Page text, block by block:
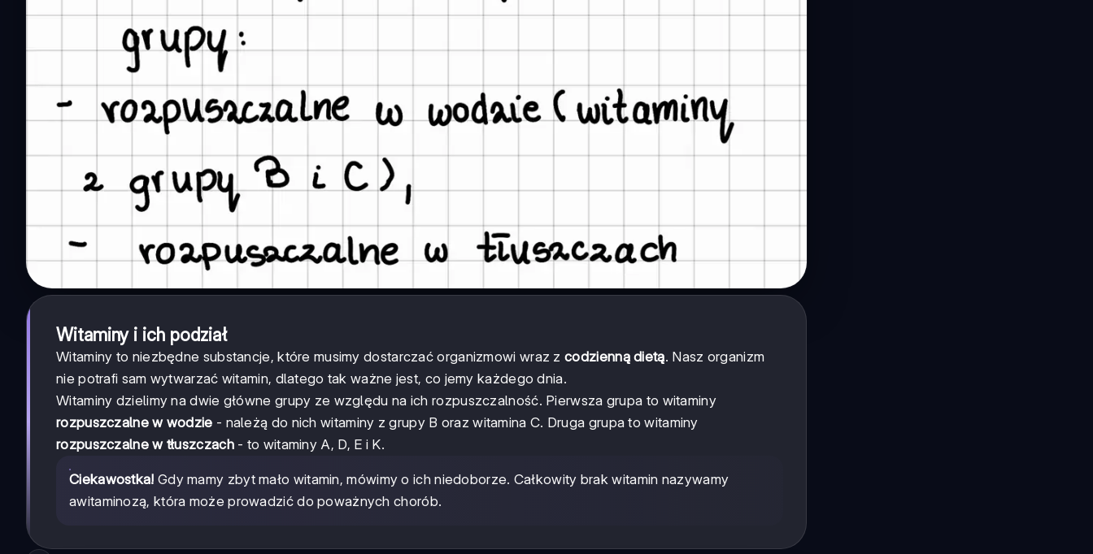
Witaminy i ich podział
Witaminy to niezbędne substancje, które musimy dostarczać organizmowi wraz zcodzienną dietą. Nasz organizm
nie potrafi sam wytwarzać witamin, dlatego tak ważne jest, co jemy każdego dnia.
Witaminy dzielimy na dwie główne grupy ze względu na ich rozpuszczalność. Pierwsza grupa to witaminy
rozpuszczalne w wodzie - należą do nich witaminy z grupy B oraz witamina C. Druga grupa to witaminy
rozpuszczalne w tłuszczach- to witaminy A, D, E i K.
Ciekawostka! Gdy mamy zbyt mało witamin, mówimy o ich niedoborze. Całkowity brak witamin nazywamy
awitaminozą, która może prowadzić do poważnych chorób.